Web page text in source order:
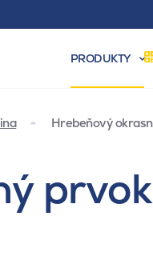
PRODUKTY
Hrebeňový